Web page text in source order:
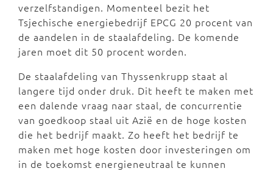
verzelfstandigen. Momenteel bezit het
Tsjechische energiebedrijf EPCG 20 procent van
de aandelen in de staalafdeling. De komende
jaren moet dit 50 procent worden.
De staalafdeling van Thyssenkrupp staat al
langere tijd onder druk. Dit heeft te maken met
een dalende vraag naar staal, de concurrentie
van goedkoop staal uit Azië en de hoge kosten
die het bedrijf maakt. Zo heeft het bedrijf te
maken met hoge kosten door investeringen om
in de toekomst energieneutraal te kunnen